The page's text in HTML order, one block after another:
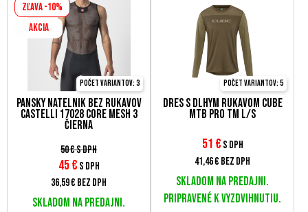
Pánsky nátelník bez rukávov
Castelli 17028 CORE MESH 3
čierna
Zľava -10%
AKCIA
Počet variantov: 3
50 €s DPH
45€ s DPH
36,59 € bez DPH
Skladom na predajni.
Dres s dlhým rukávom Cube
MTB PRO TM L/S
Počet variantov: 5
51 € s DPH
41,46 € bez DPH
Skladom na predajni.
Pripravené k vyzdvihnutiu.